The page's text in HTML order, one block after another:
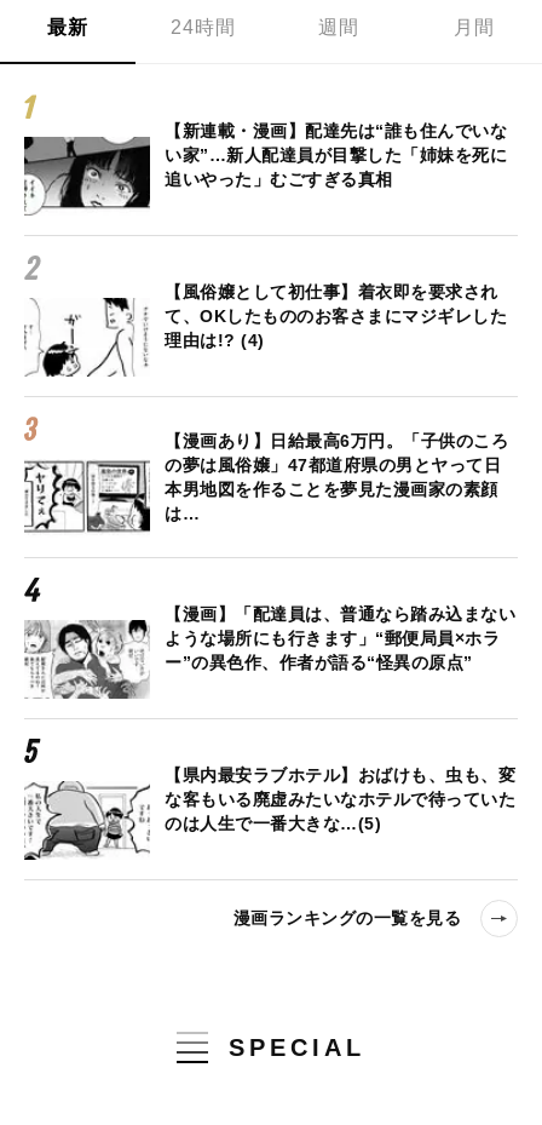
最新 24時間 週間 月間
【新連載・漫画】配達先は“誰も住んでいな
い家”…新人配達員が目撃した「姉妹を死に
追いやった」むごすぎる真相
【風俗嬢として初仕事】着衣即を要求され
て、OKしたもののお客さまにマジギレした
理由は!? (4)
【漫画あり】日給最高6万円。「子供のころ
の夢は風俗嬢」47都道府県の男とヤって日
本男地図を作ることを夢見た漫画家の素顔
は…
【漫画】「配達員は、普通なら踏み込まない
ような場所にも行きます」“郵便局員×ホラ
ー”の異色作、作者が語る“怪異の原点”
【県内最安ラブホテル】おばけも、虫も、変
な客もいる廃虚みたいなホテルで待っていた
のは人生で一番大きな…(5)
漫画ランキングの一覧を見る
SPECIAL